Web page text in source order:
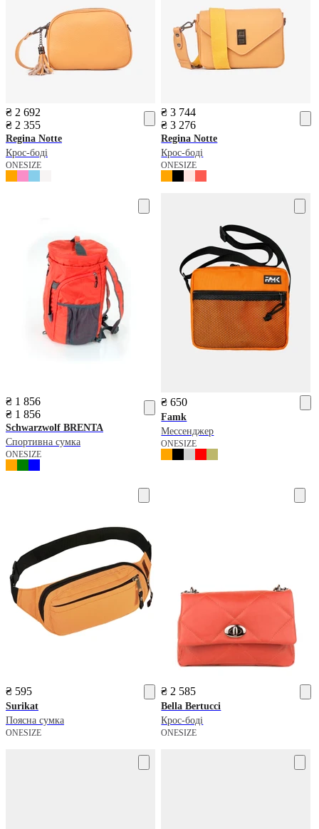
₴ 2 692
₴ 2 355
Regina Notte
Крос-боді
ONESIZE
₴ 3 744
₴ 3 276
Regina Notte
Крос-боді
ONESIZE
₴ 1 856
₴ 1 856
Schwarzwolf BRENTA
Спортивна сумка
ONESIZE
₴ 650
Famk
Мессенджер
ONESIZE
₴ 595
Surikat
Поясна сумка
ONESIZE
₴ 2 585
Bella Bertucci
Крос-боді
ONESIZE